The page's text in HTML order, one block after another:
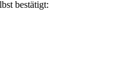
bestätigt: